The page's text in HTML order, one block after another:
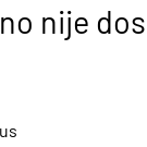
nije